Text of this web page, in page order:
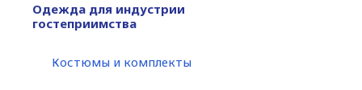
Одежда для индустрии
гостеприимства
Костюмы и комплекты